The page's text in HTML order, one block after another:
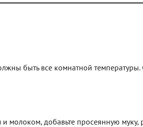
быть все комнатной
молоком, добавьте просеянную муку,